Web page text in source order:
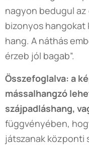
nagyon bedugul
bizonyos hangokat
hang. A náthás
érzeb jól bagab”.
Összefoglalva: a
mássalhangzó
szájpadláshang,
függvényében,
játszanak központi